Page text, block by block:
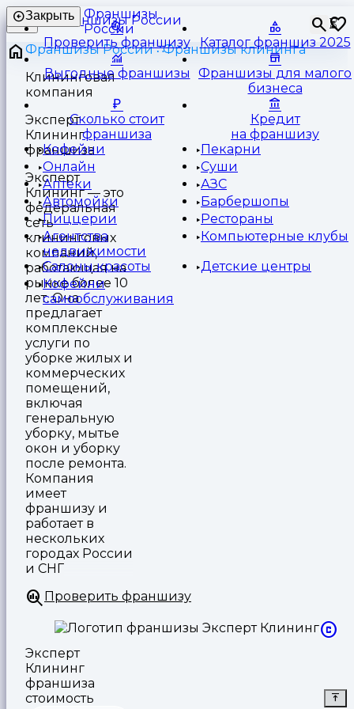
Франшизы
России
⏳
Закрыть
Проверить франшизу Каталог франшиз 2025
Выгодные франшизы
Франшизы для малого
бизнеса
Сколько стоит
франшиза
Кредит
на франшизу
Кофейни
Пекарни
Онлайн
Суши
Аптеки
АЗС
Автомойки
Барбершопы
Пиццерии
Рестораны
Агентства
недвижимости
Компьютерные клубы
Салоны красоты
Детские центры
Кофейни
самообслуживания
Франшизы России
Франшизы клининга
Клининговая
компания
Эксперт
Клининг
франшиза
Эксперт
Клининг — это
федеральная
сеть
клининговых
компаний,
работающая на
рынке более 10
лет. Она
предлагает
комплексные
услуги по
уборке жилых и
коммерческих
помещений,
включая
генеральную
уборку, мытье
окон и уборку
после ремонта.
Компания
имеет
франшизу и
работает в
нескольких
городах России
и СНГ
Проверить франшизу
Эксперт
Клининг
франшиза
стоимость